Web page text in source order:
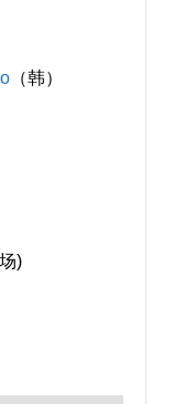
（韩）
)